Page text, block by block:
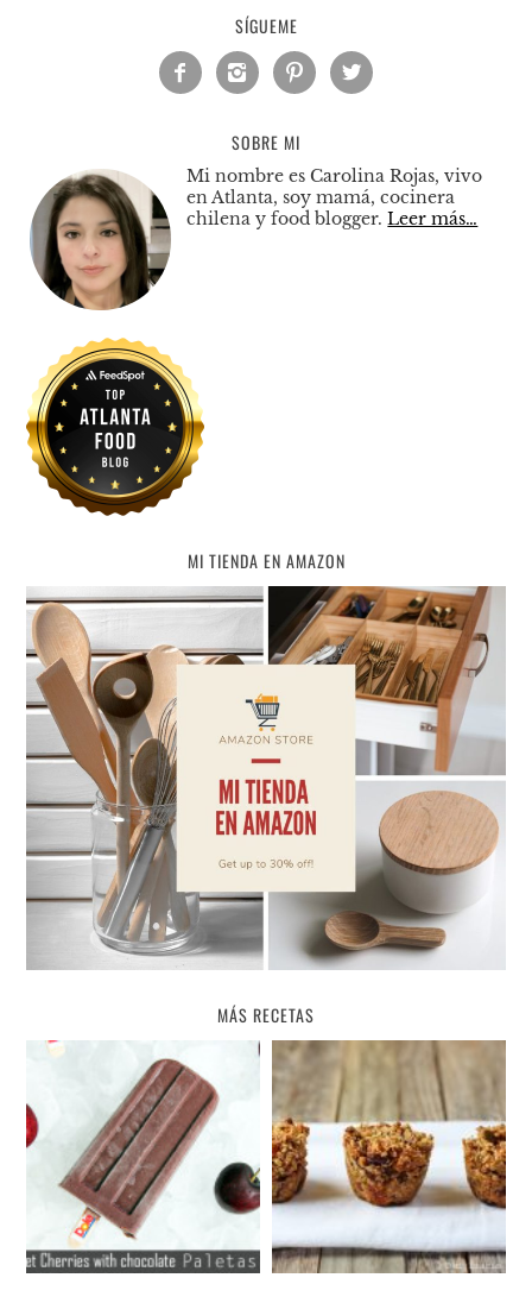
SÍGUEME
   
SOBRE MI
Mi nombre es Carolina Rojas, vivo
en Atlanta, soy mamá, cocinera
chilena y food blogger.Leer más…
MI TIENDA EN AMAZON
MÁS RECETAS